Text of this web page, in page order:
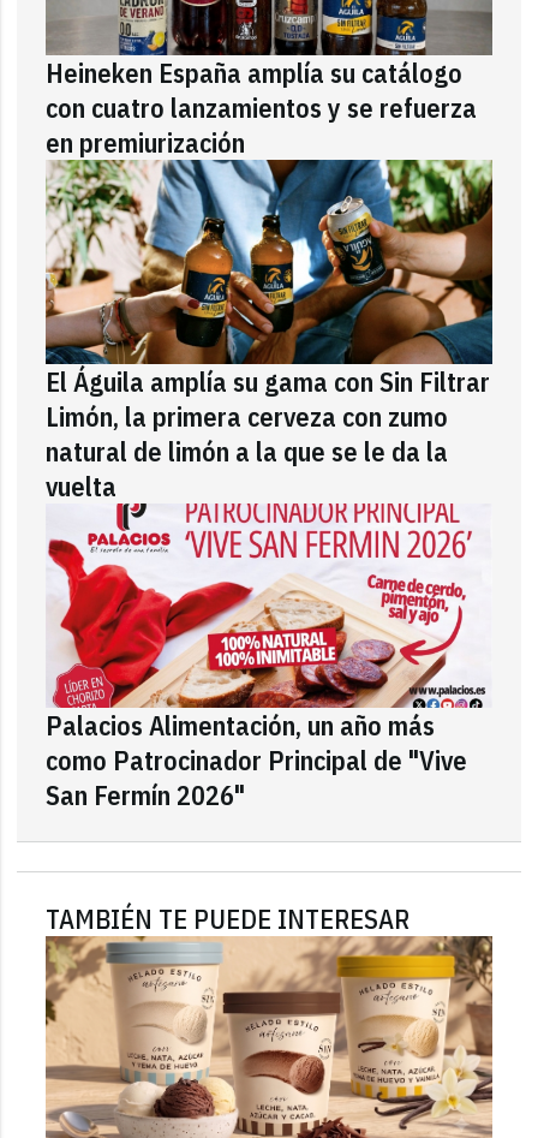
Heineken España amplía su catálogo
con cuatro lanzamientos y se refuerza
en premiurización
El Águila amplía su gama con Sin Filtrar
Limón, la primera cerveza con zumo
natural de limón a la que se le da la
vuelta
Palacios Alimentación, un año más
como Patrocinador Principal de "Vive
San Fermín 2026"
TAMBIÉN TE PUEDE INTERESAR